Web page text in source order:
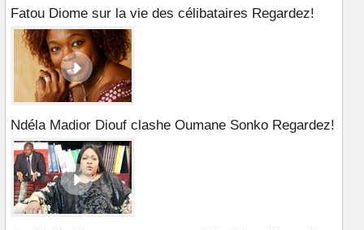
Fatou Diome sur la vie des célibataires Regardez!
Ndéla Madior Diouf clashe Oumane Sonko Regardez!